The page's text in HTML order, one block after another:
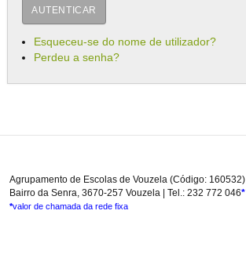
AUTENTICAR
Esqueceu-se do nome de utilizador?
Perdeu a senha?
Agrupamento de Escolas de Vouzela (Código: 160532)
Bairro da Senra, 3670-257 Vouzela | Tel.: 232 772 046*
*valor de chamada da rede fixa